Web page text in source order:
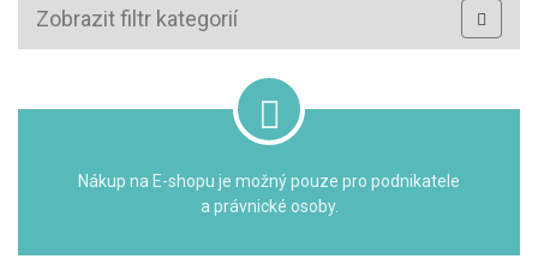
Zobrazit filtr kategorií
Nákup na E-shopu je možný pouze pro podnikatele
a právnické osoby.